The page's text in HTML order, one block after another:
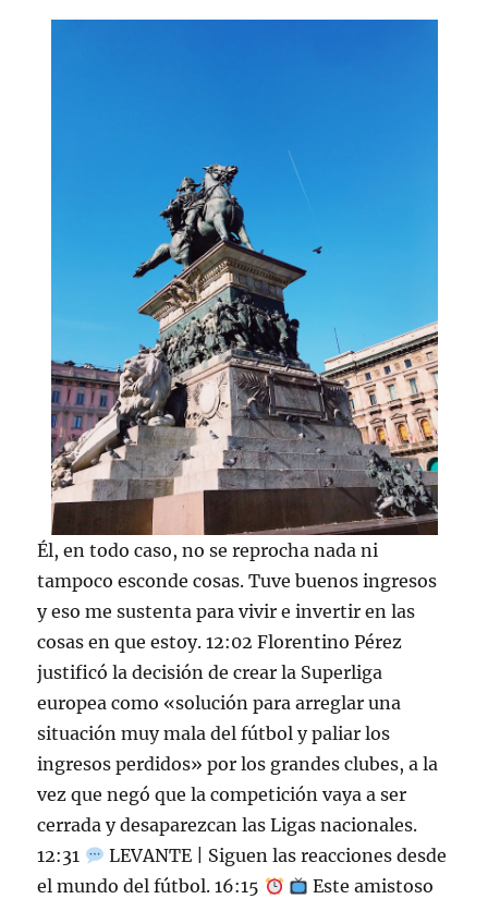
Él, en todo caso, no se reprocha nada ni
tampoco esconde cosas. Tuve buenos ingresos
y eso me sustenta para vivir e invertir en las
cosas en que estoy. 12:02 Florentino Pérez
justificó la decisión de crear la Superliga
europea como «solución para arreglar una
situación muy mala del fútbol y paliar los
ingresos perdidos» por los grandes clubes, a la
vez que negó que la competición vaya a ser
cerrada y desaparezcan las Ligas nacionales.
12:31
LEVANTE | Siguen las reacciones desde
el mundo del fútbol. 16:15
Este amistoso